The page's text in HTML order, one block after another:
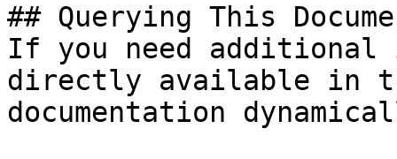
## Querying This
If you need
directly available in
documentation